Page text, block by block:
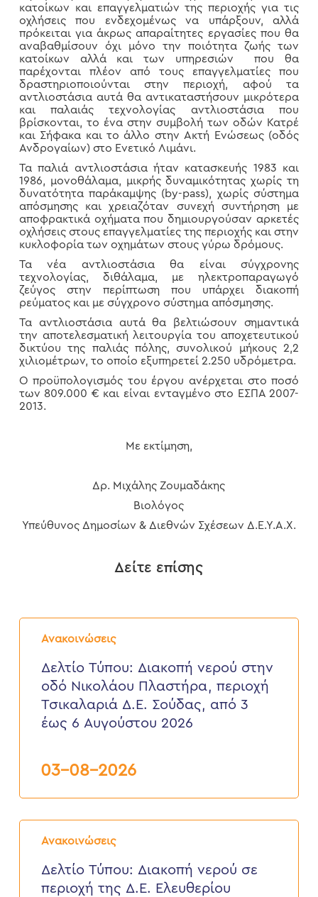
κατοίκων και επαγγελματιών της περιοχής για τις
οχλήσεις που ενδεχομένως να υπάρξουν, αλλά
πρόκειται για άκρως απαραίτητες εργασίες που θα
αναβαθμίσουν όχι μόνο την ποιότητα ζωής των
κατοίκων αλλά και των υπηρεσιών που θα
παρέχονται πλέον από τους επαγγελματίες που
δραστηριοποιούνται στην περιοχή, αφού τα
αντλιοστάσια αυτά θα αντικαταστήσουν μικρότερα
και παλαιάς τεχνολογίας αντλιοστάσια που
βρίσκονται, το ένα στην συμβολή των οδών Κατρέ
και Σήφακα και το άλλο στην Ακτή Ενώσεως (οδός
Ανδρογαίων) στο Ενετικό Λιμάνι.
Τα παλιά αντλιοστάσια ήταν κατασκευής 1983 και
1986, μονοθάλαμα, μικρής δυναμικότητας χωρίς τη
δυνατότητα παράκαμψης (by-pass), χωρίς σύστημα
απόσμησης και χρειαζόταν συνεχή συντήρηση με
αποφρακτικά οχήματα που δημιουργούσαν αρκετές
οχλήσεις στους επαγγελματίες της περιοχής και στην
κυκλοφορία των οχημάτων στους γύρω δρόμους.
Τα νέα αντλιοστάσια θα είναι σύγχρονης
τεχνολογίας, διθάλαμα, με ηλεκτροπαραγωγό
ζεύγος στην περίπτωση που υπάρχει διακοπή
ρεύματος και με σύγχρονο σύστημα απόσμησης.
Τα αντλιοστάσια αυτά θα βελτιώσουν σημαντικά
την αποτελεσματική λειτουργία του αποχετευτικού
δικτύου της παλιάς πόλης, συνολικού μήκους 2,2
χιλιομέτρων, το οποίο εξυπηρετεί 2.250 υδρόμετρα.
Ο προϋπολογισμός του έργου ανέρχεται στο ποσό
των 809.000 € και είναι ενταγμένο στο ΕΣΠΑ 2007-
2013.
Με εκτίμηση,
Δρ. Μιχάλης Ζουμαδάκης
Βιολόγος
Υπεύθυνος Δημοσίων & Διεθνών Σχέσεων Δ.Ε.Υ.Α.Χ.
Δείτε επίσης
Ανακοινώσεις
Δελτίο
Τύπου:
νερού
στην
Νικολάου
Πλαστήρα,
περιοχή
Σούδας,
έως
2026
Δελτίο Τύπου: Διακοπή νερού στην
οδό Νικολάου Πλαστήρα, περιοχή
Τσικαλαριά Δ.Ε. Σούδας, από 3
έως 6 Αυγούστου 2026
03-08-2026
Ανακοινώσεις
Δελτίο
Τύπου:
νερού
περιοχή
Δελτίο Τύπου: Διακοπή νερού σε
περιοχή της Δ.Ε. Ελευθερίου